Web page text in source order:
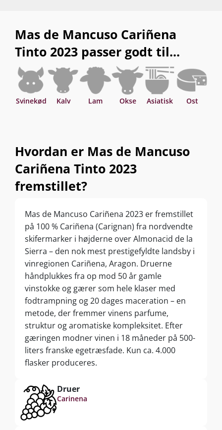
Mas de Mancuso Cariñena
Tinto 2023 passer godt til...
Svinekød Kalv Lam Okse Asiatisk Ost
Hvordan er Mas de Mancuso
Cariñena Tinto 2023
fremstillet?
Mas de Mancuso Cariñena 2023 er fremstillet
på 100 % Cariñena (Carignan) fra nordvendte
skifermarker i højderne over Almonacid de la
Sierra – den nok mest prestigefyldte landsby i
vinregionen Cariñena, Aragon. Druerne
håndplukkes fra op mod 50 år gamle
vinstokke og gærer som hele klaser med
fodtrampning og 20 dages maceration – en
metode, der fremmer vinens parfume,
struktur og aromatiske kompleksitet. Efter
gæringen modner vinen i 18 måneder på 500-
liters franske egetræsfade. Kun ca. 4.000
flasker produceres.
Druer
Carinena